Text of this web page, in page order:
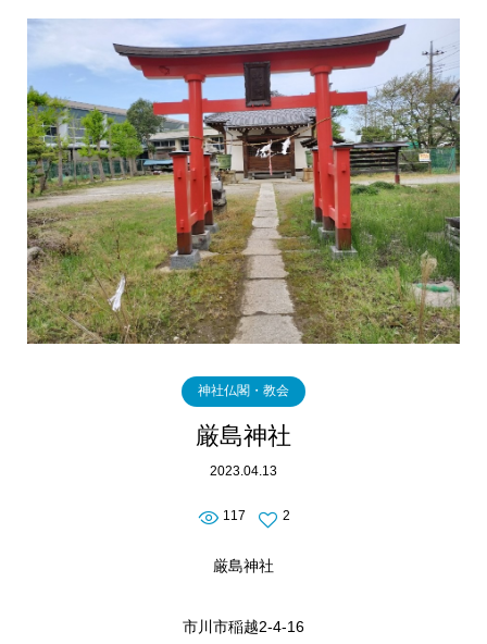
神社仏閣・教会
厳島神社
2023.04.13
117 2
厳島神社
市川市稲越2-4-16